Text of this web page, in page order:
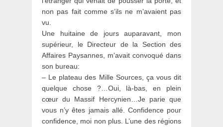
non pas fait comme s’ils ne m’avaient pas
vu.
Une huitaine de jours auparavant, mon
supérieur, le Directeur de la Section des
Affaires Paysannes, m’avait convoqué dans
son bureau:
– Le plateau des Mille Sources, ça vous dit
quelque chose ?…Oui, là-bas, en plein
cœur du Massif Hercynien…Je parie que
vous n’y êtes jamais allé. Confidence pour
confidence, moi non plus. L’une des régions